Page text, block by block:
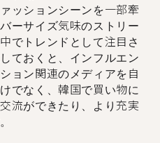
ッションシーンを一部牽
ーサイズ気味のストリー
でトレンドとして注目さ
ておくと、インフルエン
ョン関連のメディアを自
でなく、韓国で買い物に
流ができたり、より充実